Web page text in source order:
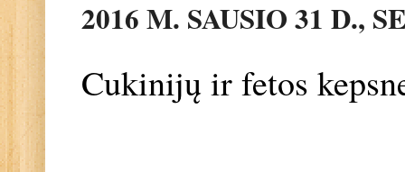
2016 M. SAUSIO 31 D.,
Cukinijų ir fetos